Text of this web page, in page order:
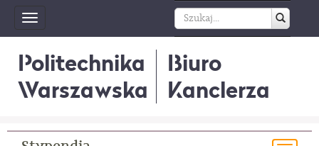
Toggle
navigation
Politechnika
Warszawska
Biuro
Kanclerza